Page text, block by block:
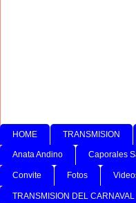
HOME TRANSMISION
Anata Andino Caporales
Convite Fotos
TRANSMISION DEL